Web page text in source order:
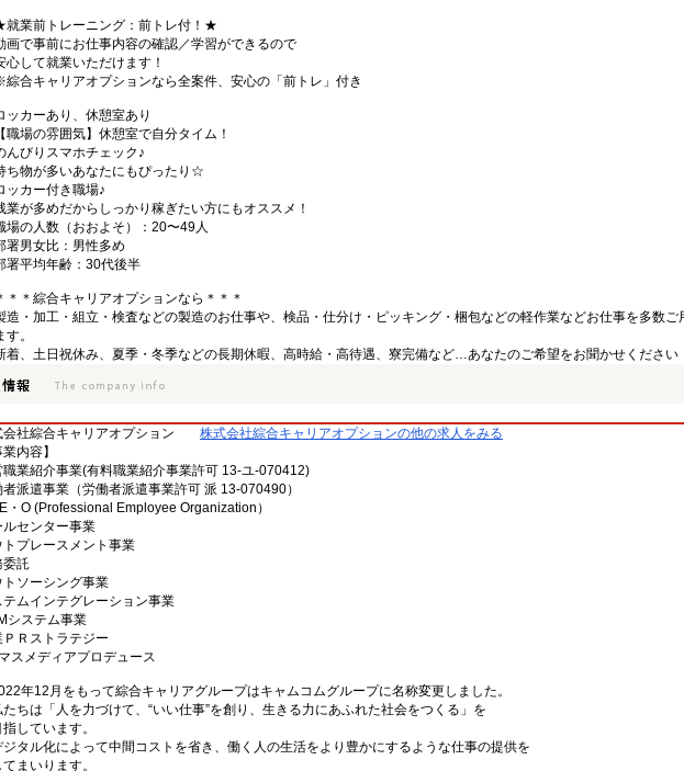
業前トレーニング：前トレ付！★
画で事前にお仕事内容の確認／学習ができるので
心して就業いただけます！
合キャリアオプションなら全案件、安心の「前トレ」付き
ッカーあり、休憩室あり
【職場の雰囲気】休憩室で自分タイム！
んびりスマホチェック♪
ち物が多いあなたにもぴったり☆
ッカー付き職場♪
業が多めだからしっかり稼ぎたい方にもオススメ！
場の人数（おおよそ）：20〜49人
署男女比：男性多め
署平均年齢：30代後半
＊＊綜合キャリアオプションなら＊＊＊
造・加工・組立・検査などの製造のお仕事や、検品・仕分け・ピッキング・梱包などの軽作業などお仕事を多数ご
す。
着、土日祝休み、夏季・冬季などの長期休暇、高時給・高待遇、寮完備など…あなたのご希望をお聞かせください
会社綜合キャリアオプション
株式会社綜合キャリアオプションの他の求人をみる
業内容】
職業紹介事業(有料職業紹介事業許可 13-ユ-070412)
者派遣事業（労働者派遣事業許可 派 13-070490）
・O (Professional Employee Organization）
ルセンター事業
トプレースメント事業
委託
トソーシング事業
テムインテグレーション事業
システム事業
ＰＲストラテジー
スメディアプロデュース
年12月をもって綜合キャリアグループはキャムコムグループに名称変更しました。
ちは「人を力づけて、“いい仕事”を創り、生きる力にあふれた社会をつくる」を
しています。
タル化によって中間コストを省き、働く人の生活をより豊かにするような仕事の提供を
まいります。